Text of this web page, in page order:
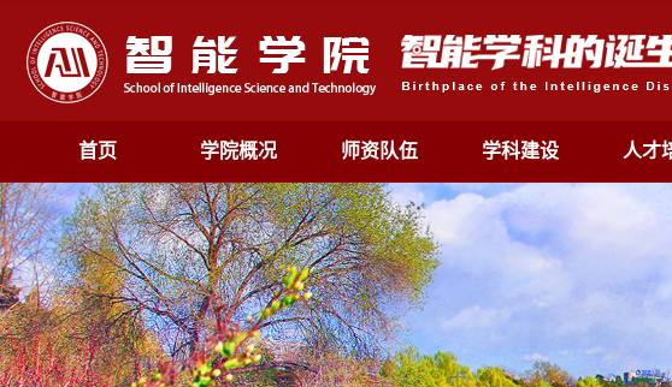
首页 学院概况 师资队伍 学科建设 人才